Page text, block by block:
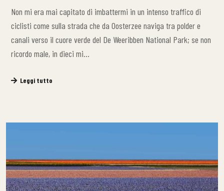
Non mi era mai capitato di imbattermi in un intenso traffico di
ciclisti come sulla strada che da Oosterzee naviga tra polder e
canali verso il cuore verde del De Weeribben National Park; se non
ricordo male, in dieci mi…
Leggi tutto